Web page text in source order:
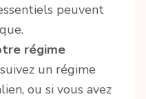
peuvent
régime
un régime
ou si vous avez